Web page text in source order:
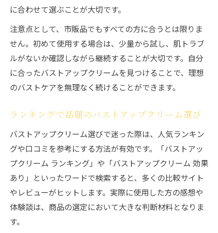
に合わせて選ぶことが大切です。
注意点として、市販品でもすべての方に合うとは限りま
せん。初めて使用する場合は、少量から試し、肌トラブ
ルがないか確認しながら継続することが大切です。自分
に合ったバストアップクリームを見つけることで、理想
のバストケアを無理なく続けることができます。
ランキングで話題のバストアップクリーム選び
バストアップクリーム選びで迷った際は、人気ランキン
グや口コミを参考にする方法が有効です。「バストアッ
プクリーム ランキング」や「バストアップクリーム 効果
あり」といったワードで検索すると、多くの比較サイト
やレビューがヒットします。実際に使用した方の感想や
体験談は、商品の選定において大きな判断材料となりま
す。